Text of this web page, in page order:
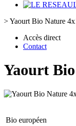
>Yaourt Bio Nature
Accès direct
Contact
Yaourt
Bio européen